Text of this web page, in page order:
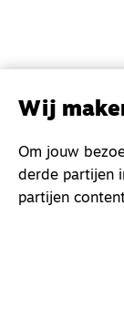
Wij
Om jouw
derde partijen
partijen